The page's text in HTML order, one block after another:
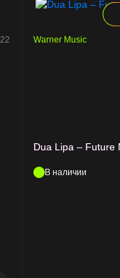
Warner Music
Dua Lipa – Future
В наличии